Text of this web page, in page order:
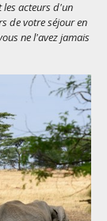
les acteurs d'un
de votre séjour en
ne l'avez jamais